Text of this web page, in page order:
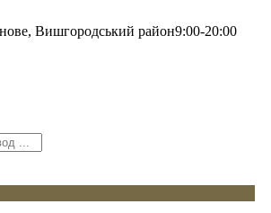
Вишгородський район9:00-20:00